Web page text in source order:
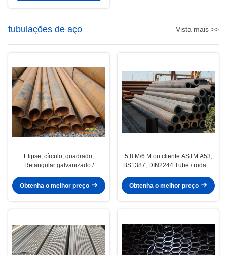
tubulações de aço Vista mais >>
Elipse, círculo, quadrado,
Retangular galvanizado /
de aço / tubos
Obtenha o melhor preço
5,8 M/6 M ou cliente ASTM A53,
BS1387, DIN2244 Tube / rodada
Obtenha o melhor preço